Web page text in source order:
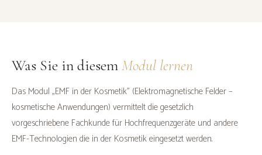
Was Sie in diesem Modul lernen
Das Modul „EMF in der Kosmetik" (Elektromagnetische Felder –
kosmetische Anwendungen) vermittelt die gesetzlich
vorgeschriebene Fachkunde für Hochfrequenzgeräte und andere
EMF-Technologien die in der Kosmetik eingesetzt werden.